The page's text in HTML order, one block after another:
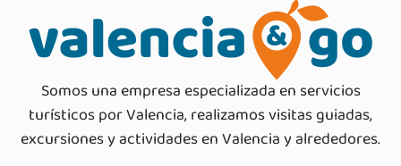
Somos una empresa especializada en servicios
turísticos por Valencia, realizamos visitas guiadas,
excursiones y actividades en Valencia y alrededores.